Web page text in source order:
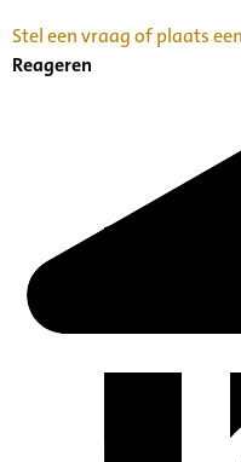
Stel een vraag of plaats
Reageren